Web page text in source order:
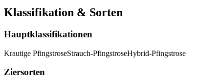
Klassifikation & Sorten
Hauptklassifikationen
Krautige PfingstroseStrauch-PfingstroseHybrid-Pfingstrose
Ziersorten